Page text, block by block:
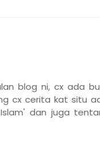
blog ni, cx ada
cx cerita kat situ
dan juga